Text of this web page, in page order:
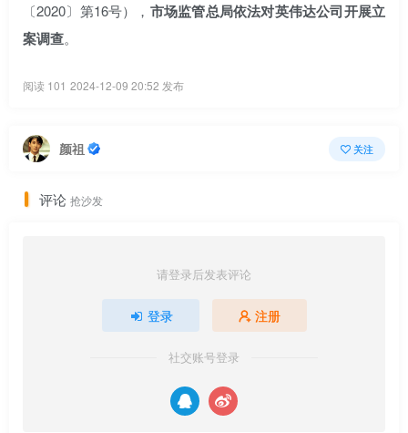
〔2020〕第16号）， 市场监管总局依法对英伟达公司开展立
案调查。
阅读 101 2024-12-09 20:52 发布
颜祖 关注
评论 抢沙发
请登录后发表评论
登录 注册
社交账号登录